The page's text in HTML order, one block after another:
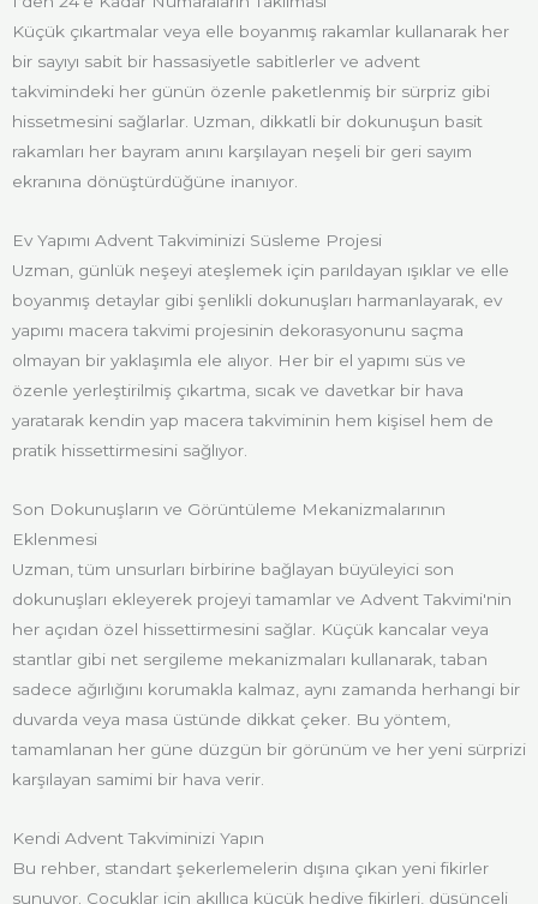
Küçük çıkartmalar veya elle boyanmış rakamlar kullanarak her
bir sayıyı sabit bir hassasiyetle sabitlerler ve advent
takvimindeki her günün özenle paketlenmiş bir sürpriz gibi
hissetmesini sağlarlar. Uzman, dikkatli bir dokunuşun basit
rakamları her bayram anını karşılayan neşeli bir geri sayım
ekranına dönüştürdüğüne inanıyor.
Ev Yapımı Advent Takviminizi Süsleme Projesi
Uzman, günlük neşeyi ateşlemek için parıldayan ışıklar ve elle
boyanmış detaylar gibi şenlikli dokunuşları harmanlayarak, ev
yapımı macera takvimi projesinin dekorasyonunu saçma
olmayan bir yaklaşımla ele alıyor. Her bir el yapımı süs ve
özenle yerleştirilmiş çıkartma, sıcak ve davetkar bir hava
yaratarak kendin yap macera takviminin hem kişisel hem de
pratik hissettirmesini sağlıyor.
Son Dokunuşların ve Görüntüleme Mekanizmalarının
Eklenmesi
Uzman, tüm unsurları birbirine bağlayan büyüleyici son
dokunuşları ekleyerek projeyi tamamlar ve Advent Takvimi'nin
her açıdan özel hissettirmesini sağlar. Küçük kancalar veya
stantlar gibi net sergileme mekanizmaları kullanarak, taban
sadece ağırlığını korumakla kalmaz, aynı zamanda herhangi bir
duvarda veya masa üstünde dikkat çeker. Bu yöntem,
tamamlanan her güne düzgün bir görünüm ve her yeni sürprizi
karşılayan samimi bir hava verir.
Kendi Advent Takviminizi Yapın
Bu rehber, standart şekerlemelerin dışına çıkan yeni fikirler
sunuyor. Çocuklar için akıllıca küçük hediye fikirleri, düşünceli